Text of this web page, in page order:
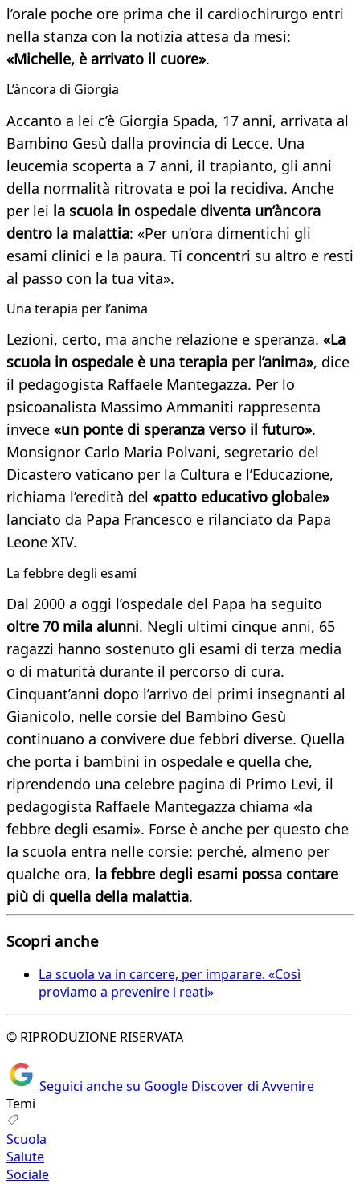
l’orale poche ore prima che il cardiochirurgo entri
nella stanza con la notizia attesa da mesi:
«Michelle, è arrivato il cuore».
L’àncora di Giorgia
Accanto a lei c’è Giorgia Spada, 17 anni, arrivata al
Bambino Gesù dalla provincia di Lecce. Una
leucemia scoperta a 7 anni, il trapianto, gli anni
della normalità ritrovata e poi la recidiva. Anche
per lei la scuola in ospedale diventa un’àncora
dentro la malattia: «Per un’ora dimentichi gli
esami clinici e la paura. Ti concentri su altro e resti
al passo con la tua vita».
Una terapia per l’anima
Lezioni, certo, ma anche relazione e speranza. «La
scuola in ospedale è una terapia per l’anima», dice
il pedagogista Raffaele Mantegazza. Per lo
psicoanalista Massimo Ammaniti rappresenta
invece «un ponte di speranza verso il futuro».
Monsignor Carlo Maria Polvani, segretario del
Dicastero vaticano per la Cultura e l’Educazione,
richiama l’eredità del «patto educativo globale»
lanciato da Papa Francesco e rilanciato da Papa
Leone XIV.
La febbre degli esami
Dal 2000 a oggi l’ospedale del Papa ha seguito
oltre 70 mila alunni. Negli ultimi cinque anni, 65
ragazzi hanno sostenuto gli esami di terza media
o di maturità durante il percorso di cura.
Cinquant’anni dopo l’arrivo dei primi insegnanti al
Gianicolo, nelle corsie del Bambino Gesù
continuano a convivere due febbri diverse. Quella
che porta i bambini in ospedale e quella che,
riprendendo una celebre pagina di Primo Levi, il
pedagogista Raffaele Mantegazza chiama «la
febbre degli esami». Forse è anche per questo che
la scuola entra nelle corsie: perché, almeno per
qualche ora, la febbre degli esami possa contare
più di quella della malattia.
Scopri anche
La scuola va in carcere, per imparare. «Così
proviamo a prevenire i reati»
© RIPRODUZIONE RISERVATA
Seguici anche su Google Discover di Avvenire
Temi
Scuola
Salute
Sociale